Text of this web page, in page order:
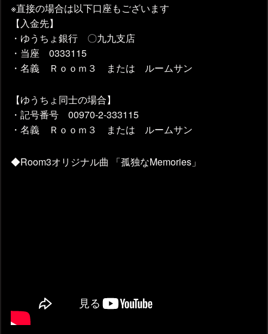
※直接の場合は以下口座もございます
【入金先】
・ゆうちょ銀行 〇九九支店
・当座 0333115
・名義 Ｒｏｏｍ３ または ルームサン
【ゆうちょ同士の場合】
・記号番号 00970-2-333115
・名義 Ｒｏｏｍ３ または ルームサン
◆Room3オリジナル曲 「孤独なMemories」